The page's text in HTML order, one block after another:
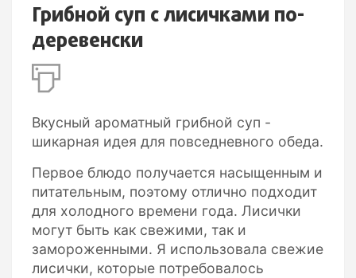
Грибной суп с лисичками по-
деревенски
Вкусный ароматный грибной суп -
шикарная идея для повседневного обеда.
Первое блюдо получается насыщенным и
питательным, поэтому отлично подходит
для холодного времени года. Лисички
могут быть как свежими, так и
замороженными. Я использовала свежие
лисички, которые потребовалось